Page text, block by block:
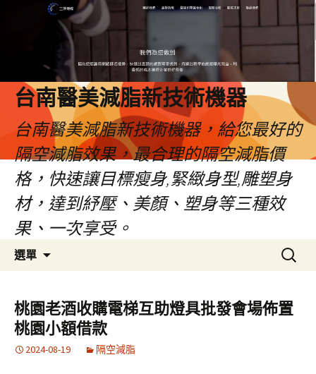
台南醫美減脂新技術機器
台南醫美減脂新技術機器，給您最好的
隔空減脂效果，最合理的隔空減脂價
格，快速讓目標瘦身,緊緻身型,雕塑身
材，達到紓壓、美顏、塑身等三種效
果、一次享受。
選單
容
搜
尋
鍵
字:
桃園老酒收購電梯互助燈具批發會場佈置
桃園小額借款
2024-08-19 隔空減脂